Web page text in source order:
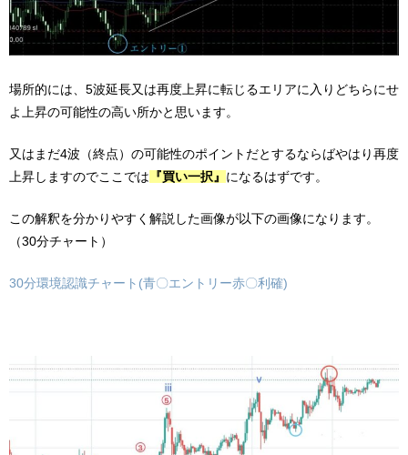
場所的には、5波延長又は再度上昇に転じるエリアに入りどちらにせ
よ上昇の可能性の高い所かと思います。
又はまだ4波（終点）の可能性のポイントだとするならばやはり再度
上昇しますのでここでは 『買い一択』 になるはずです。
この解釈を分かりやすく解説した画像が以下の画像になります。
（30分チャート）
30分環境認識チャート(青〇エントリー赤〇利確)